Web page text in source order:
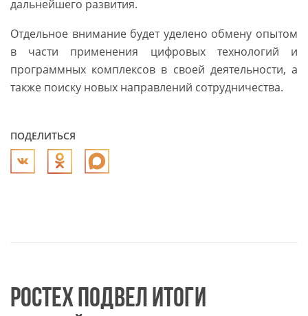
дальнейшего развития.
Отдельное внимание будет уделено обмену опытом
в части применения цифровых технологий и
программных комплексов в своей деятельности, а
также поиску новых направлений сотрудничества.
ПОДЕЛИТЬСЯ
РОСТЕХ ПОДВЕЛ ИТОГИ